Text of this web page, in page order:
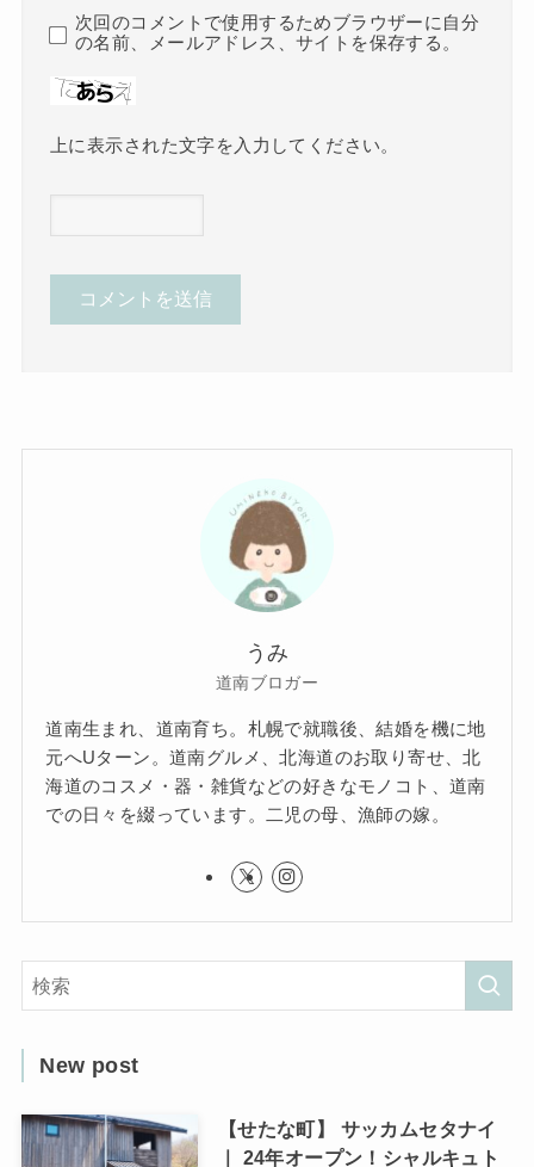
次回のコメントで使用するためブラウザーに自分
の名前、メールアドレス、サイトを保存する。
上に表示された文字を入力してください。
うみ
道南ブロガー
道南生まれ、道南育ち。札幌で就職後、結婚を機に地
元へUターン。道南グルメ、北海道のお取り寄せ、北
海道のコスメ・器・雑貨などの好きなモノコト、道南
での日々を綴っています。二児の母、漁師の嫁。
New post
【せたな町】 サッカムセタナイ
｜ 24年オープン！シャルキュト